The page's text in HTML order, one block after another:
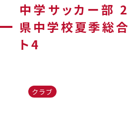
中学サッカー部
県中学校夏季総
ト4
クラブ